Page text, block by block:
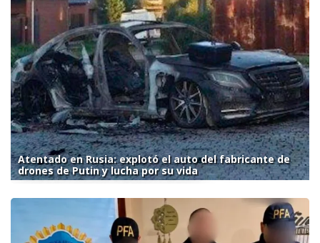
Atentado en Rusia: explotó el auto del fabricante de
drones de Putin y lucha por su vida